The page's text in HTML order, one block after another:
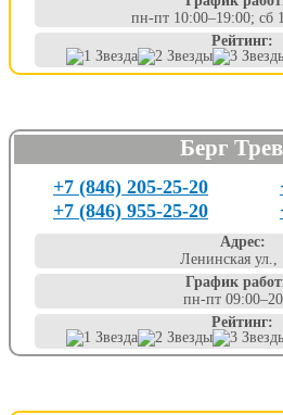
пн-пт 10:00–19:00; сб
Рейтинг:
Берг
+7 (846) 205-25-20
+7 (846) 955-25-20
Адрес:
Ленинская ул.,
График
пн-пт
Рейтинг: